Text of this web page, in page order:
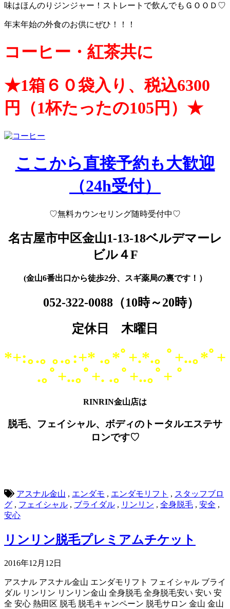
味はほんのりジンジャー！ストレートで飲んでもＧＯＯＤ♡
年末年始の外食のお供にぜひ！！！
コーヒー・紅茶共に
★1箱６０袋入り、税込6300
円（1杯たったの105円）★
ここから直接予約も大歓迎
（24h受付）
♡無料カウンセリング随時受付中♡
名古屋市中区金山1-13-18ベルデマーレ
ビル４F
(金山6番出口から徒歩2分、スギ薬局の裏です！）
052-322-0088 （10時～20時）
定休日 木曜日
*+:｡.｡ ｡.｡:+* .｡*ﾟ+.*.｡ ﾟ+..｡*ﾟ+
.｡ﾟ+..｡ﾟ+. .｡ﾟ+..｡ﾟ+ ゜
RINRIN金山店は
脱毛、フェイシャル、ボディのトータルエステサ
ロンです♡
アスナル金山 , エンダモ , エンダモリフト , スタッフブロ
グ , フェイシャル , ブライダル , リンリン , 全身脱毛 , 安全 ,
安心
リンリン脱毛プレミアムチケット
2016年12月12日
アスナル アスナル金山 エンダモリフト フェイシャル ブライ
ダル リンリン リンリン金山 全身脱毛 全身脱毛安い 安い 安
全 安心 熱田区 脱毛 脱毛キャンペーン 脱毛サロン 金山 金山